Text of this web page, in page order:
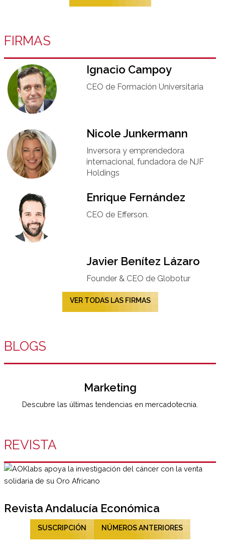
FIRMAS
Ignacio Campoy​
CEO de Formación Universitaria​
Nicole Junkermann​
Inversora y emprendedora
internacional, fundadora de NJF
Holdings
Enrique Fernández
CEO de Efferson.
Javier Benítez Lázaro
Founder & CEO de Globotur​
VER TODAS LAS FIRMAS
BLOGS
Marketing
Descubre las últimas tendencias en mercadotecnia.
REVISTA
Revista Andalucía Económica
SUSCRIPCIÓN NÚMEROS ANTERIORES